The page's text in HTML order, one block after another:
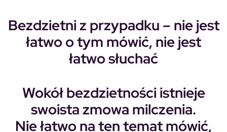
Bezdzietni z przypadku – nie jest
łatwo o tym mówić, nie jest
łatwo słuchać
Wokół bezdzietności istnieje
swoista zmowa milczenia.
Nie łatwo na ten temat mówić,